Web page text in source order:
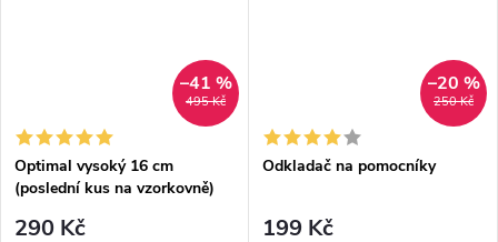
495 Kč
–41 %
Optimal vysoký 16 cm
(poslední kus na vzorkovně)
290 Kč
250 Kč
–20 %
Odkladač na pomocníky
199 Kč